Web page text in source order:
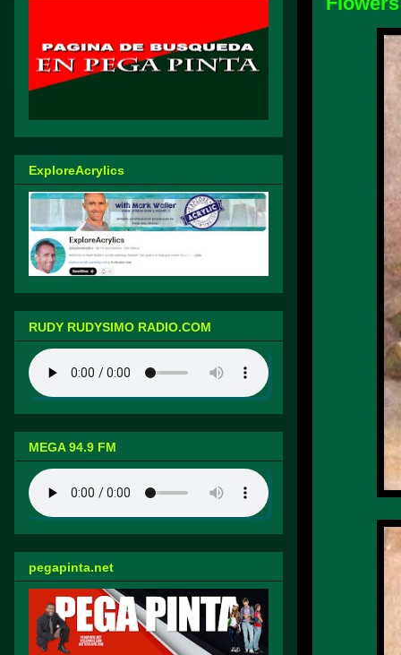
ExploreAcrylics
RUDY RUDYSIMO RADIO.COM
MEGA 94.9 FM
pegapinta.net